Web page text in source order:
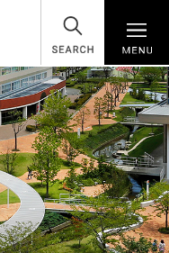
SEARCH